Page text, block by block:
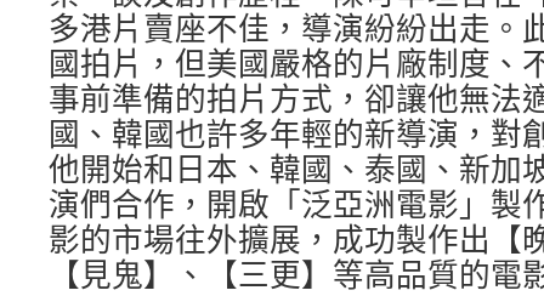
多港片賣座不佳，導演紛紛出走。
國拍片，但美國嚴格的片廠制度、
事前準備的拍片方式，卻讓他無法
國、韓國也許多年輕的新導演，對
他開始和日本、韓國、泰國、新加
演們合作，開啟「泛亞洲電影」製
影的市場往外擴展，成功製作出【
【見鬼】、【三更】等高品質的電